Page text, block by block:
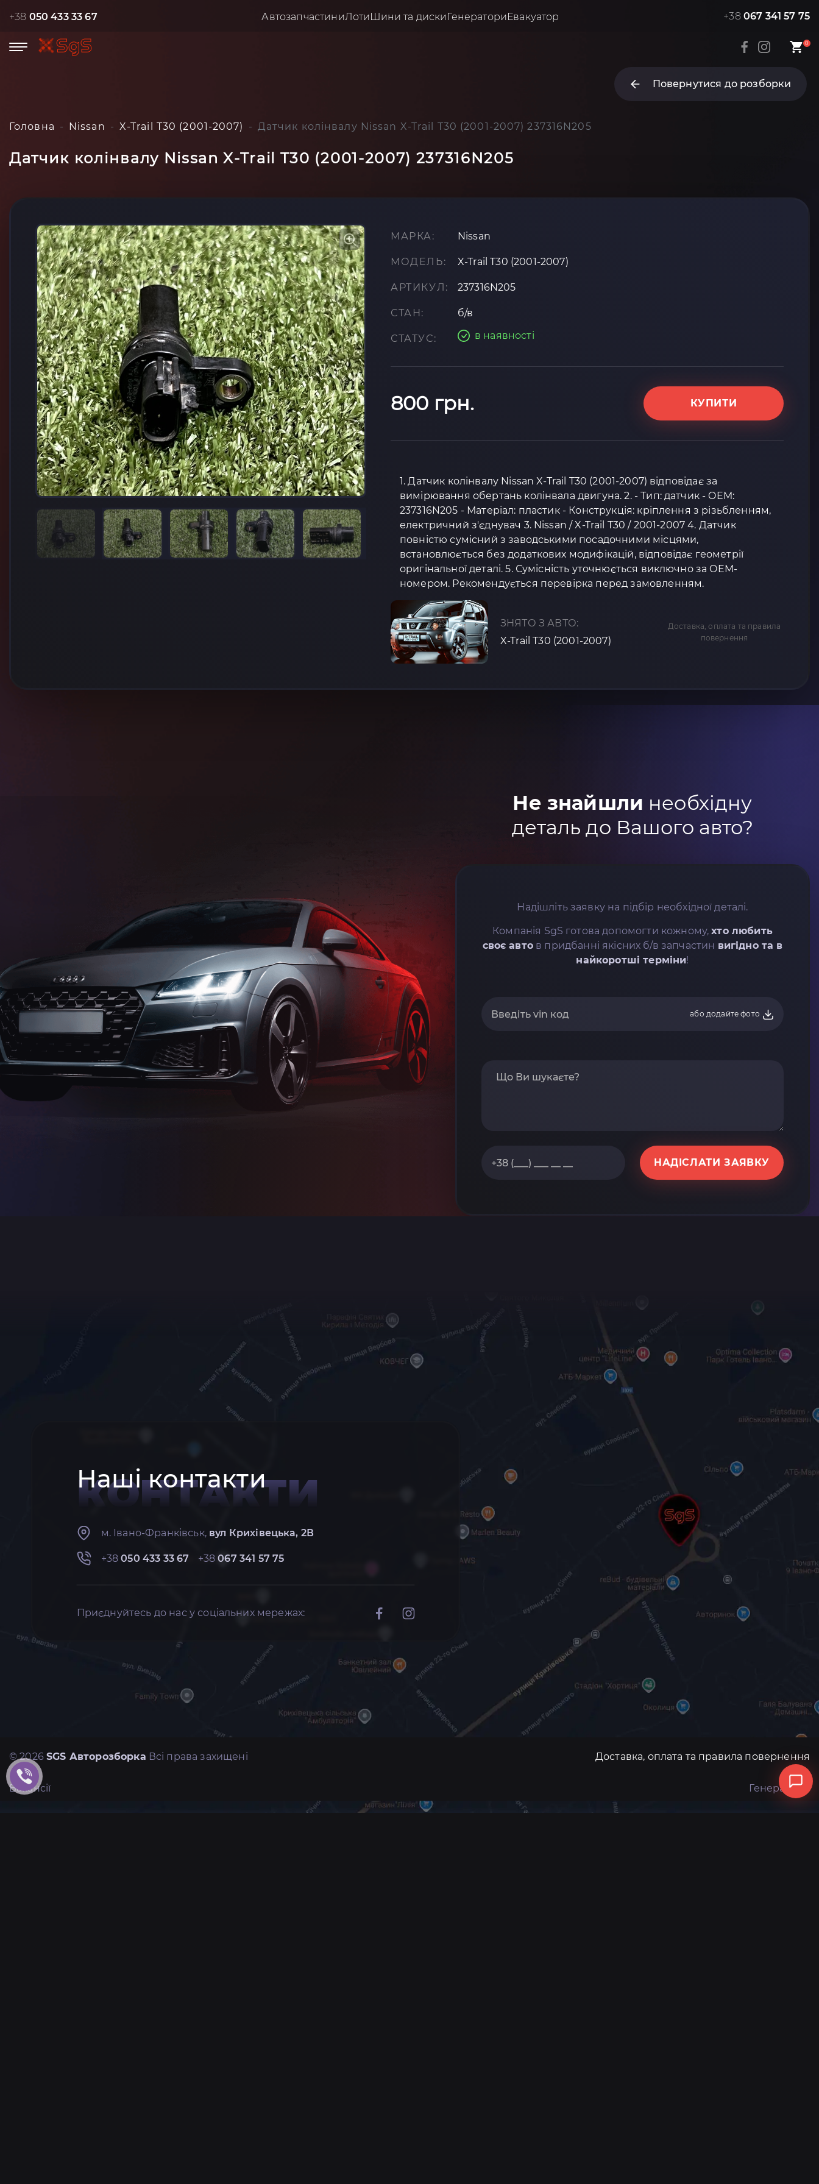
+38 050 433 33 67 АвтозапчастиниЛотиШини та дискиГенераториЕвакуатор +38 067 341 57 75
0
Повернутися до розборки
Головна Nissan X-Trail T30 (2001-2007) Датчик колінвалу Nissan X-Trail T30 (2001-2007) 237316N205
Датчик колінвалу Nissan X-Trail T30 (2001-2007) 237316N205
МАРКА: Nissan
МОДЕЛЬ: X-Trail T30 (2001-2007)
АРТИКУЛ: 237316N205
СТАН: б/в
СТАТУС: в наявності
800 грн. КУПИТИ
1. Датчик колінвалу Nissan X-Trail T30 (2001-2007) відповідає за
вимірювання обертань колінвала двигуна. 2. - Тип: датчик - OEM:
237316N205 - Матеріал: пластик - Конструкція: кріплення з різьбленням,
електричний з'єднувач 3. Nissan / X-Trail T30 / 2001-2007 4. Датчик
повністю сумісний з заводськими посадочними місцями,
встановлюється без додаткових модифікацій, відповідає геометрії
оригінальної деталі. 5. Сумісність уточнюється виключно за OEM-
номером. Рекомендується перевірка перед замовленням.
ЗНЯТО З АВТО:
X-Trail T30 (2001-2007)
Доставка, оплата та правила
повернення
Не знайшли необхідну
деталь до Вашого авто?
Надішліть заявку на підбір необхідної деталі.
Компанія SgS готова допомогти кожному,хто любить
своє автов придбанні якісних б/в запчастин вигідно та в
найкоротші терміни!
або додайте фото
НАДІСЛАТИ ЗАЯВКУ
Наші контакти
КОНТАКТИ
м. Івано-Франківськ, вул Крихівецька, 2В
+38050 433 33 67 +38067 341 57 75
Приєднуйтесь до нас у соціальних мережах:
© 2026SGS Авторозборка Всі права захищені Доставка, оплата та правила повернення
Вакансії Генератори